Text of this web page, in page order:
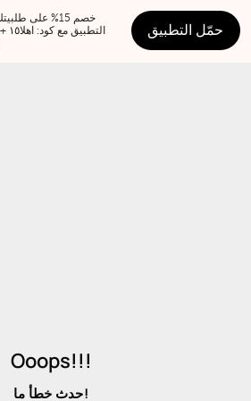
حمّل التطبيق
Ooops!!!
حدث خطأ ما!